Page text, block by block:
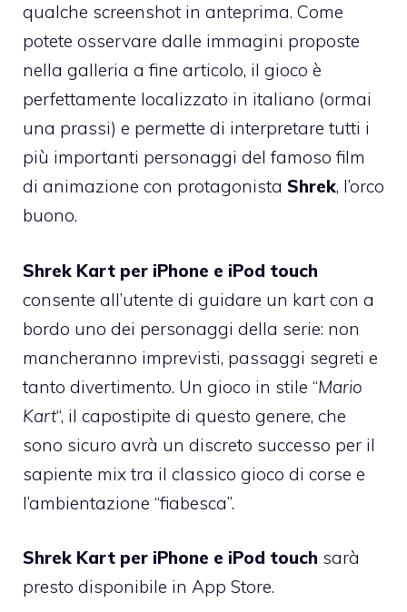
qualche screenshot in anteprima. Come
potete osservare dalle immagini proposte
nella galleria a fine articolo, il gioco è
perfettamente localizzato in italiano (ormai
una prassi) e permette di interpretare tutti i
più importanti personaggi del famoso film
di animazione con protagonista Shrek, l’orco
buono.
Shrek Kart per iPhone e iPod touch
consente all’utente di guidare un kart con a
bordo uno dei personaggi della serie: non
mancheranno imprevisti, passaggi segreti e
tanto divertimento. Un gioco in stile “Mario
Kart“, il capostipite di questo genere, che
sono sicuro avrà un discreto successo per il
sapiente mix tra il classico gioco di corse e
l’ambientazione “fiabesca”.
Shrek Kart per iPhone e iPod touch sarà
presto disponibile in App Store.